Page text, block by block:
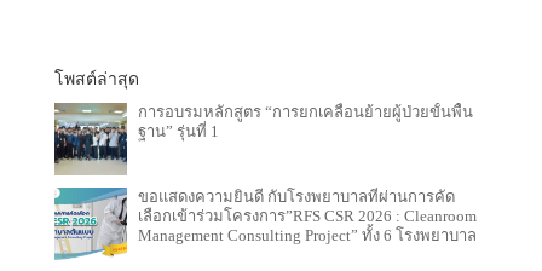
โพสต์ล่าสุด
การอบรมหลักสูตร “การยกเคลื่อนย้ายผู้ป่วยขั้นพื้น
ฐาน” รุ่นที่ 1
ขอแสดงความยินดี กับโรงพยาบาลที่ผ่านการคัด
เลือกเข้าร่วมโครงการ”RFS CSR 2026 : Cleanroom
Management Consulting Project” ทั้ง 6 โรงพยาบาล